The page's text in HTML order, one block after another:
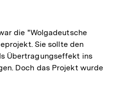
die "Wolgadeutsche
Sie sollte den
Übertragungseffekt ins
Doch das Projekt wurde